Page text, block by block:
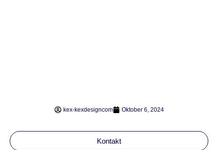
kex-kexdesigncom Oktober 6, 2024
Kontakt